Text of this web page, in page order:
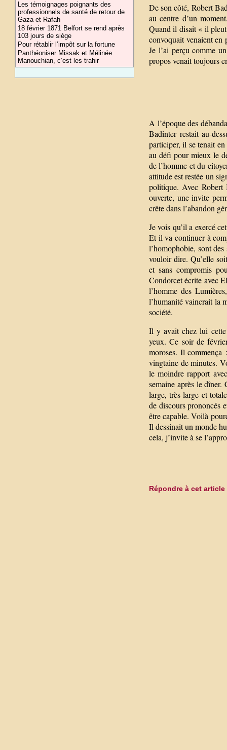
Les témoignages poignants des
professionnels de santé de retour de
Gaza et Rafah
18 février 1871 Belfort se rend après
103 jours de siège
Pour rétablir l’impôt sur la fortune
Panthéoniser Missak et Mélinée
Manouchian, c’est les trahir
De son côté, Robert
au centre d’un
Quand il disait « il pleut
convoquait venaient en
Je l’ai perçu comme
propos venait toujours
A l’époque des
Badinter restait au-
participer, il se tenait
au défi pour mieux le
de l’homme et du
attitude est restée un
politique. Avec
ouverte, une invite
crête dans l’abandon
Je vois qu’il a exercé
Et il va continuer à
l’homophobie, sont
vouloir dire. Qu’elle
et sans compromis
Condorcet écrite avec
l’homme des
l’humanité vaincrait la
société.
Il y avait chez lui cette
yeux. Ce soir de
moroses. Il
vingtaine de minutes.
le moindre rapport
semaine après le dîner.
large, très large et
de discours prononcés
être capable. Voilà
Il dessinait un monde
cela, j’invite à se
Répondre à cet article